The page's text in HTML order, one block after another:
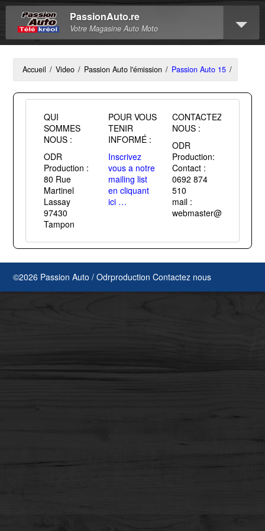
PassionAuto.re
Votre Magasine Auto Moto
Accueil / Video / Passion Auto l'émission / Passion Auto 15 /
QUI
SOMMES
NOUS :
ODR
Production :
80 Rue
Martinel
Lassay
97430
Tampon
CONTACTEZ
NOUS :
ODR
Production:
Contact :
0692 874
510
mail :
POUR VOUS
TENIR
INFORMÉ :
Inscrivez
vous a notre
mailing list
en cliquant
ici …
©2026 Passion Auto / OdrproductionContactez nous